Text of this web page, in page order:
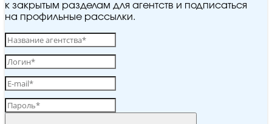
к закрытым разделам для агентств и подписаться
на профильные рассылки.